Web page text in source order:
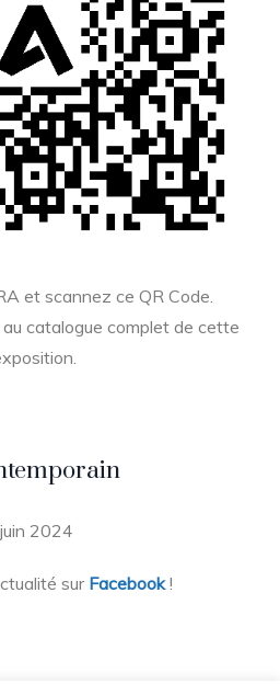
et scannez ce QR Code.
catalogue complet de cette
2024
sur Facebook!